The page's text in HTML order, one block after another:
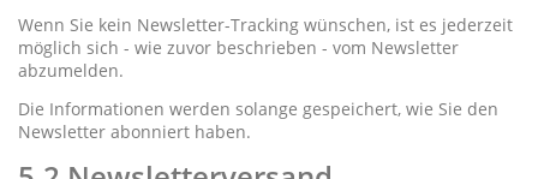
Wenn Sie kein Newsletter-Tracking wünschen, ist es jederzeit
möglich sich - wie zuvor beschrieben - vom Newsletter
abzumelden.
Die Informationen werden solange gespeichert, wie Sie den
Newsletter abonniert haben.